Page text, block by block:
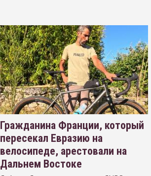
Гражданина Франции, который
пересекал Евразию на
велосипеде, арестовали на
Дальнем Востоке